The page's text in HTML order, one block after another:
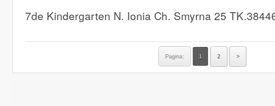
7de Kindergarten N. Ionia Ch. Smyrna 25
Pagina: 1 2 >